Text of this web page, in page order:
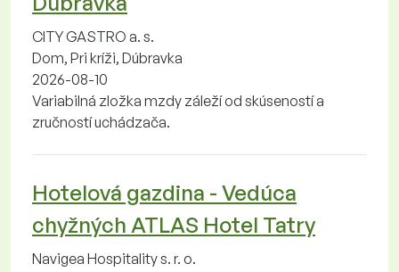
CITY GASTRO a. s.
Dom, Pri kríži, Dúbravka
2026-08-10
Variabilná zložka mzdy záleží od skúseností a
zručností uchádzača.
Hotelová gazdina - Vedúca
chyžných ATLAS Hotel Tatry
Navigea Hospitality s. r. o.